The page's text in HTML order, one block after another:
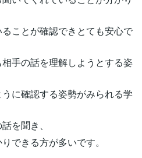
ことが確認できとても安心で
手の話を理解しようとする姿
に確認する姿勢がみられる学
を聞き、
できる方が多いです。